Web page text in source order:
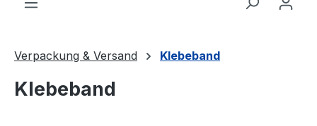
Verpackung & Versand Klebeband
Klebeband